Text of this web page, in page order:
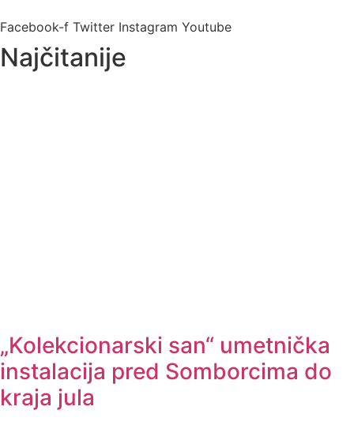
Facebook-f Twitter Instagram Youtube
Najčitanije
„Kolekcionarski san“ umetnička
instalacija pred Somborcima do
kraja jula